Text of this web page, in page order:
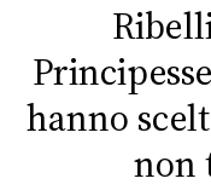
WEB
RADIO
PLAYLIST
hanno
non